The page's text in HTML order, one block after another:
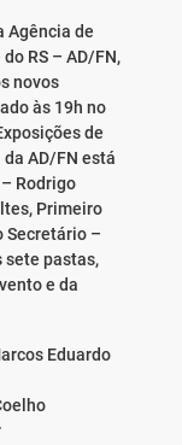
Agência de
RS – AD/FN,
novos
às 19h no
de
AD/FN está
Rodrigo
Primeiro
Secretário –
sete pastas,
e da
Eduardo